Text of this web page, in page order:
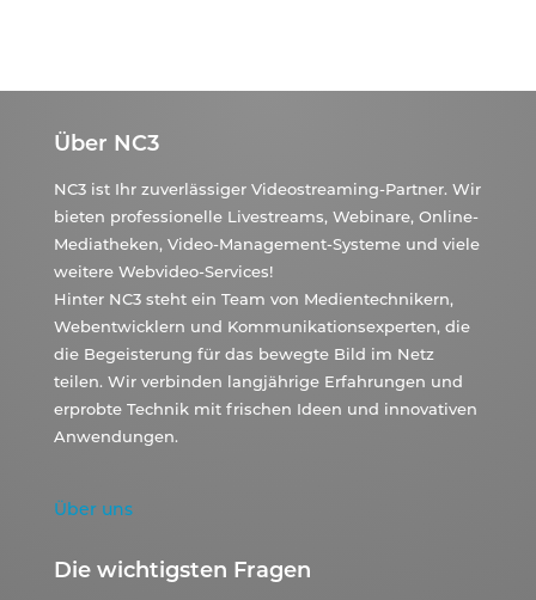
Über NC3
NC3 ist Ihr zuverlässiger Videostreaming-Partner. Wir
bieten professionelle Livestreams, Webinare, Online-
Mediatheken, Video-Management-Systeme und viele
weitere Webvideo-Services!
Hinter NC3 steht ein Team von Medientechnikern,
Webentwicklern und Kommunikationsexperten, die
die Begeisterung für das bewegte Bild im Netz
teilen. Wir verbinden langjährige Erfahrungen und
erprobte Technik mit frischen Ideen und innovativen
Anwendungen.
Über uns
Die wichtigsten Fragen